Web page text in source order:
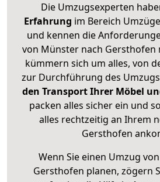
Die Umzugsexperten
Erfahrung im Bereich
und kennen die
von Münster nach Gersthofen
kümmern sich um alles, von
zur Durchführung des
den Transport Ihrer Möbel
packen alles sicher ein und
alles rechtzeitig an Ihrem
Gersthofen
Wenn Sie einen Umzug
Gersthofen planen, zögern